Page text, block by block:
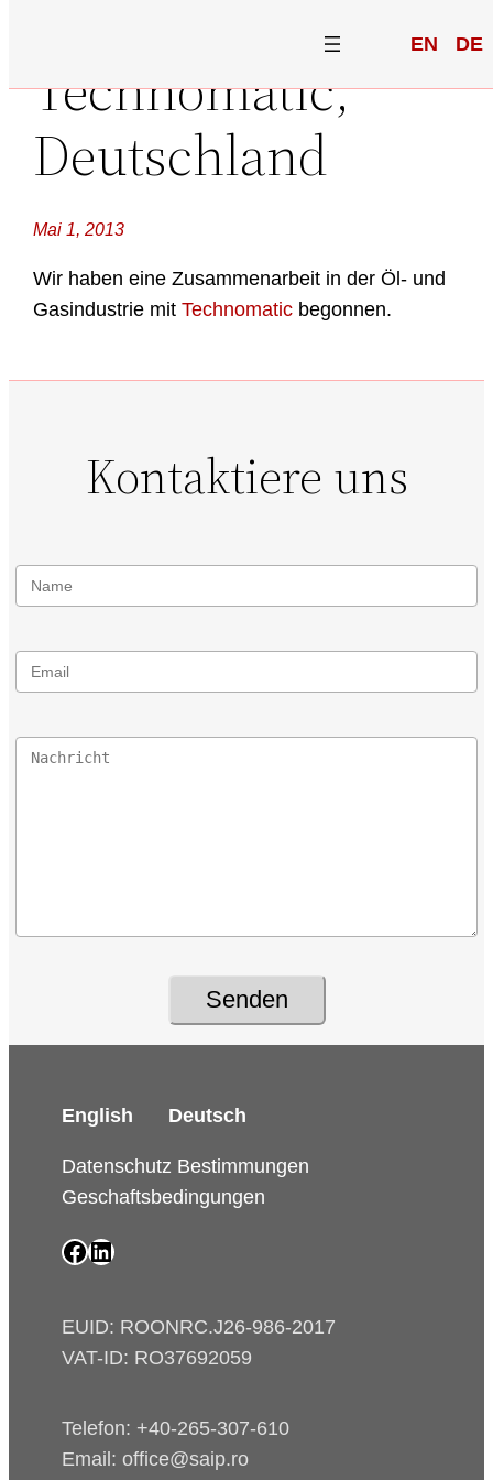
EN DE
Technomatic,
Deutschland
Mai 1, 2013
Wir haben eine Zusammenarbeit in der Öl- und
Gasindustrie mitTechnomatic begonnen.
Kontaktiere uns
Senden
English Deutsch
Datenschutz Bestimmungen
Geschaftsbedingungen
SAIP Facebook page
SAIP LinkedIn page
EUID: ROONRC.J26-986-2017
VAT-ID: RO37692059
Telefon: +40-265-307-610
Email: office@saip.ro